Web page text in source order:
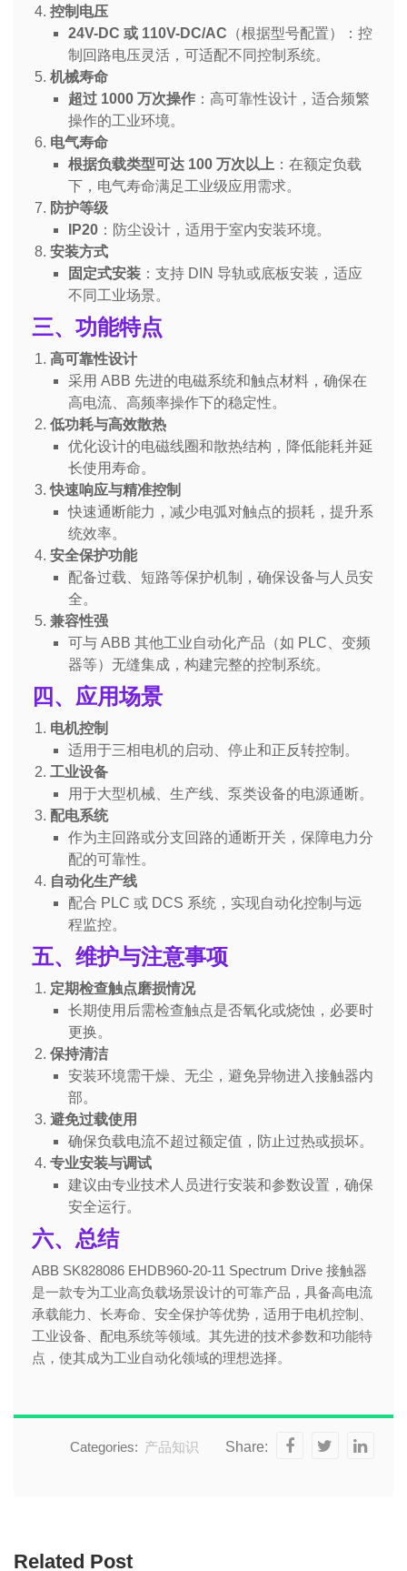
控制电压
24V-DC 或 110V-DC/AC （根据型号配置）：控
制回路电压灵活，可适配不同控制系统。
机械寿命
超过 1000 万次操作 ：高可靠性设计，适合频繁
操作的工业环境。
电气寿命
根据负载类型可达 100 万次以上 ：在额定负载
下，电气寿命满足工业级应用需求。
防护等级
IP20 ：防尘设计，适用于室内安装环境。
安装方式
固定式安装 ：支持 DIN 导轨或底板安装，适应
不同工业场景。
三、功能特点
高可靠性设计
采用 ABB 先进的电磁系统和触点材料，确保在
高电流、高频率操作下的稳定性。
低功耗与高效散热
优化设计的电磁线圈和散热结构，降低能耗并延
长使用寿命。
快速响应与精准控制
快速通断能力，减少电弧对触点的损耗，提升系
统效率。
安全保护功能
配备过载、短路等保护机制，确保设备与人员安
全。
兼容性强
可与 ABB 其他工业自动化产品（如 PLC、变频
器等）无缝集成，构建完整的控制系统。
四、应用场景
电机控制
适用于三相电机的启动、停止和正反转控制。
工业设备
用于大型机械、生产线、泵类设备的电源通断。
配电系统
作为主回路或分支回路的通断开关，保障电力分
配的可靠性。
自动化生产线
配合 PLC 或 DCS 系统，实现自动化控制与远
程监控。
五、维护与注意事项
定期检查触点磨损情况
长期使用后需检查触点是否氧化或烧蚀，必要时
更换。
保持清洁
安装环境需干燥、无尘，避免异物进入接触器内
部。
避免过载使用
确保负载电流不超过额定值，防止过热或损坏。
专业安装与调试
建议由专业技术人员进行安装和参数设置，确保
安全运行。
六、总结
ABB SK828086 EHDB960-20-11 Spectrum Drive 接触器
是一款专为工业高负载场景设计的可靠产品，具备高电流
承载能力、长寿命、安全保护等优势，适用于电机控制、
工业设备、配电系统等领域。其先进的技术参数和功能特
点，使其成为工业自动化领域的理想选择。
Categories: 产品知识 Share:
Related Post